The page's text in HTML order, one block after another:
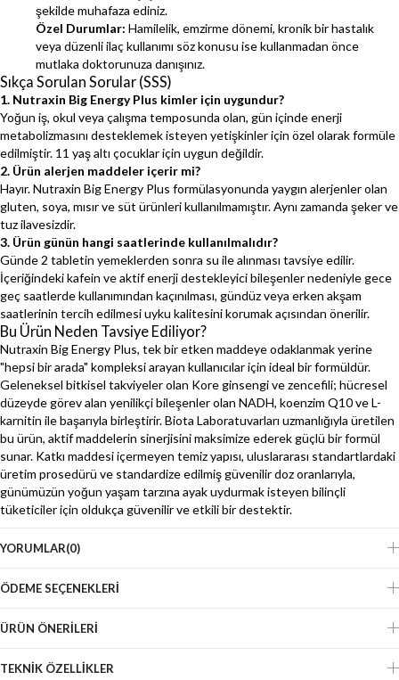
şekilde muhafaza ediniz.
Özel Durumlar: Hamilelik, emzirme dönemi, kronik bir hastalık
veya düzenli ilaç kullanımı söz konusu ise kullanmadan önce
mutlaka doktorunuza danışınız.
Sıkça Sorulan Sorular (SSS)
1. Nutraxin Big Energy Plus kimler için uygundur?
Yoğun iş, okul veya çalışma temposunda olan, gün içinde enerji
metabolizmasını desteklemek isteyen yetişkinler için özel olarak formüle
edilmiştir. 11 yaş altı çocuklar için uygun değildir.
2. Ürün alerjen maddeler içerir mi?
Hayır. Nutraxin Big Energy Plus formülasyonunda yaygın alerjenler olan
gluten, soya, mısır ve süt ürünleri kullanılmamıştır. Aynı zamanda şeker ve
tuz ilavesizdir.
3. Ürün günün hangi saatlerinde kullanılmalıdır?
Günde 2 tabletin yemeklerden sonra su ile alınması tavsiye edilir.
İçeriğindeki kafein ve aktif enerji destekleyici bileşenler nedeniyle gece
geç saatlerde kullanımından kaçınılması, gündüz veya erken akşam
saatlerinin tercih edilmesi uyku kalitesini korumak açısından önerilir.
Bu Ürün Neden Tavsiye Ediliyor?
Nutraxin Big Energy Plus, tek bir etken maddeye odaklanmak yerine
"hepsi bir arada" kompleksi arayan kullanıcılar için ideal bir formüldür.
Geleneksel bitkisel takviyeler olan Kore ginsengi ve zencefili; hücresel
düzeyde görev alan yenilikçi bileşenler olan NADH, koenzim Q10 ve L-
karnitin ile başarıyla birleştirir. Biota Laboratuvarları uzmanlığıyla üretilen
bu ürün, aktif maddelerin sinerjisini maksimize ederek güçlü bir formül
sunar. Katkı maddesi içermeyen temiz yapısı, uluslararası standartlardaki
üretim prosedürü ve standardize edilmiş güvenilir doz oranlarıyla,
günümüzün yoğun yaşam tarzına ayak uydurmak isteyen bilinçli
tüketiciler için oldukça güvenilir ve etkili bir destektir.
YORUMLAR(0)
ÖDEME SEÇENEKLERI
ÜRÜN ÖNERILERI
TEKNIK ÖZELLIKLER